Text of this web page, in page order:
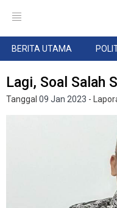
BERITA UTAMA
Lagi, Soal Salah
Tanggal 09 Jan 2023 -